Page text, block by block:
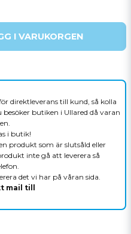
I VARUKORGEN
direktleverans till kund, så kolla
butiken i Ullared då varan
i butik!
produkt som är slutsåld eller
inte gå att leverera så
det vi har på våran sida.
mail till